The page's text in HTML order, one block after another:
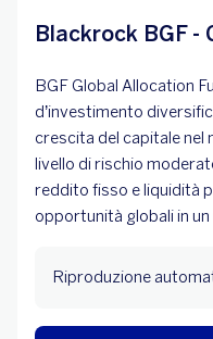
Blackrock BGF -
BGF Global Allocation
d’investimento
crescita del capitale nel
livello di rischio
reddito fisso e liquidità
opportunità globali in
Riproduzione